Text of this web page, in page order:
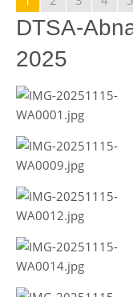
DTSA-
2025